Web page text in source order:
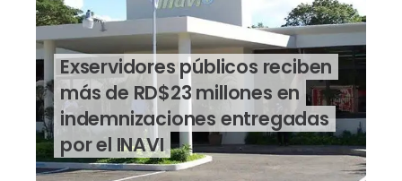
Exservidores públicos reciben
más de RD$23 millones en
indemnizaciones entregadas
por el INAVI